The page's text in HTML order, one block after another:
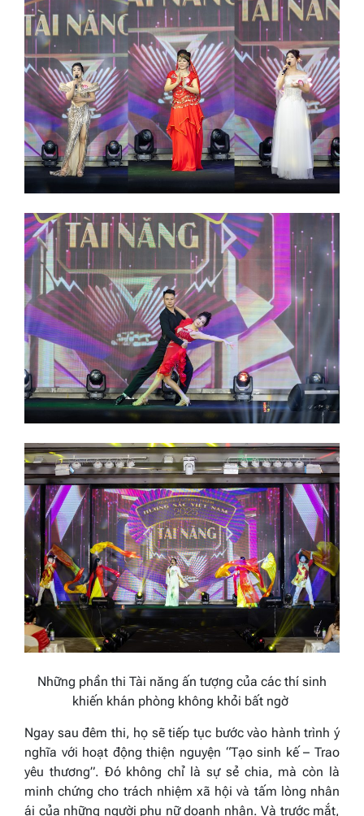
Những phần thi Tài năng ấn tượng của các thí sinh
khiến khán phòng không khỏi bất ngờ
Ngay sau đêm thi, họ sẽ tiếp tục bước vào hành trình ý
nghĩa với hoạt động thiện nguyện “Tạo sinh kế – Trao
yêu thương”. Đó không chỉ là sự sẻ chia, mà còn là
minh chứng cho trách nhiệm xã hội và tấm lòng nhân
ái của những người phụ nữ doanh nhân. Và trước mắt,